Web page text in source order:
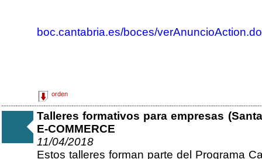
boc.cantabria.es/boces/verAnuncioAction.do
orden
Talleres formativos para empresas
E-COMMERCE
11/04/2018
Estos talleres forman parte del Programa